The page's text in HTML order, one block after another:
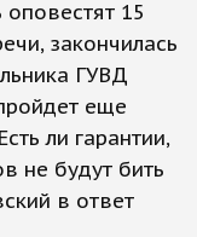
15
закончилась
ГУВД
еще
ли гарантии,
не будут бить
в ответ